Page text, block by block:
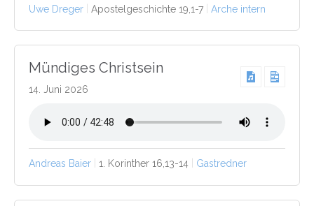
Uwe Dreger Apostelgeschichte 19,1-7 Arche intern
Mündiges Christsein
14. Juni 2026
Andreas Baier 1. Korinther 16,13-14 Gastredner